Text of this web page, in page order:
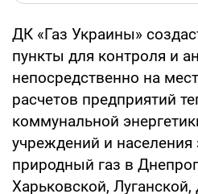
ДК «Газ Украины»
пункты для контроля и
непосредственно на
расчетов предприятий
коммунальной
учреждений и
природный газ в
Харьковской,